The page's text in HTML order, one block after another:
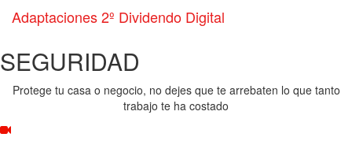
Adaptaciones 2º Dividendo Digital
SEGURIDAD
Protege tu casa o negocio, no dejes que te arrebaten lo que tanto
trabajo te ha costado